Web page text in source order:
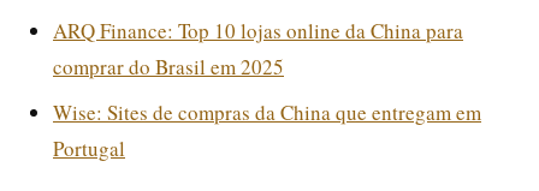
ARQ Finance: Top 10 lojas online da China para
comprar do Brasil em 2025
Wise: Sites de compras da China que entregam em
Portugal